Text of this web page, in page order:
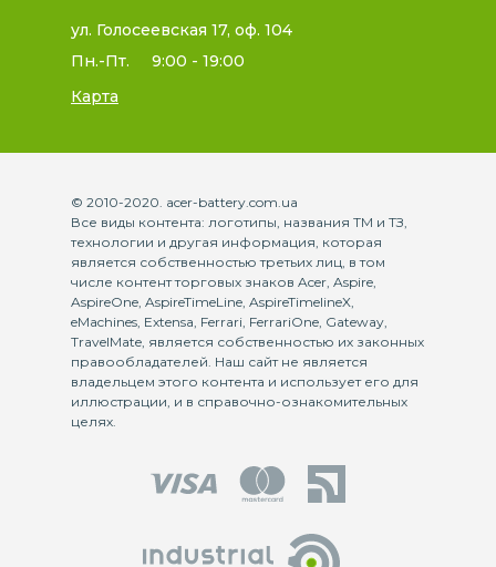
ул. Голосеевская 17, оф. 104
Пн.-Пт.
9:00 - 19:00
Карта
© 2010-2020. acer-battery.com.ua
Все виды контента: логотипы, названия ТМ и ТЗ,
технологии и другая информация, которая
является собственностью третьих лиц, в том
числе контент торговых знаков Acer, Aspire,
AspireOne, AspireTimeLine, AspireTimelineX,
eMachines, Extensa, Ferrari, FerrariOne, Gateway,
TravelMate, является собственностью их законных
правообладателей. Наш сайт не является
владельцем этого контента и использует его для
иллюстрации, и в справочно-ознакомительных
целях.